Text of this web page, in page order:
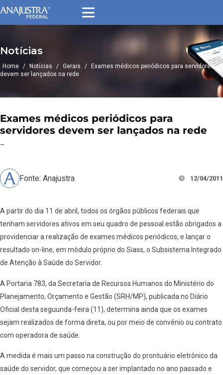
Notícias
Home / Notícias / Gerais /
Exames médicos periódicos para servidores
devem ser lançados na rede
Exames médicos periódicos para
servidores devem ser lançados na rede
–
Fonte: Anajustra 12/04/2011
A partir do dia 11 de abril, todos os órgãos públicos federais que
tenham servidores ativos em seu quadro de pessoal estão obrigados a
providenciar a realização de exames médicos periódicos, e lançar o
resultado on-line, em módulo próprio do Siass, o Subsistema Integrado
de Atenção à Saúde do Servidor.
A Portaria 783, da Secretaria de Recursos Humanos do Ministério do
Planejamento, Orçamento e Gestão (SRH/MP), publicada no Diário
Oficial desta seguunda-feira (11), determina ainda que os exames
sejam realizados de forma direta, ou por meio de convênio ou contrato
com operadora de saúde.
A medida é mais um passo na construção do prontuário eletrônico da
saúde do servidor, que começou a ser implantado no ano passado e